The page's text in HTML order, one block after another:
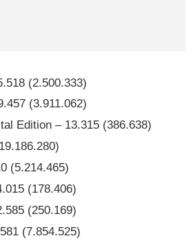
(2.500.333)
(3.911.062)
Edition – 13.315 (386.638)
(5.214.465)
(178.406)
(250.169)
(7.854.525)